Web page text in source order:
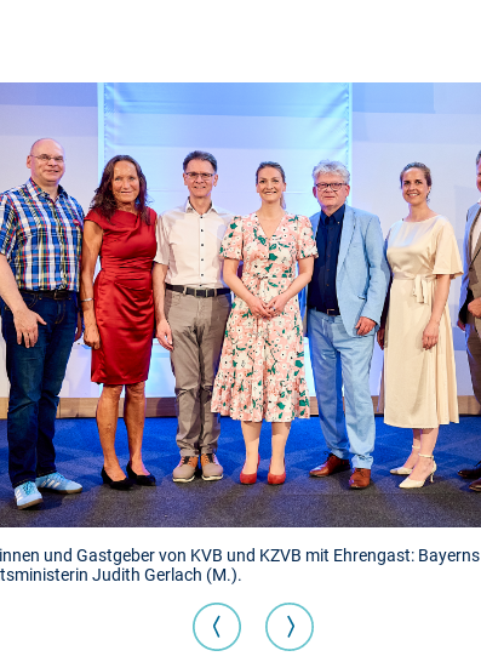
und Gastgeber von KVB und KZVB mit Ehrengast: Bayerns
Judith Gerlach (M.).